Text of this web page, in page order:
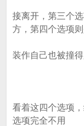
接离开，第三个
方，第四个选项
装作自己也被撞
看着这四个选项
选项完全不用